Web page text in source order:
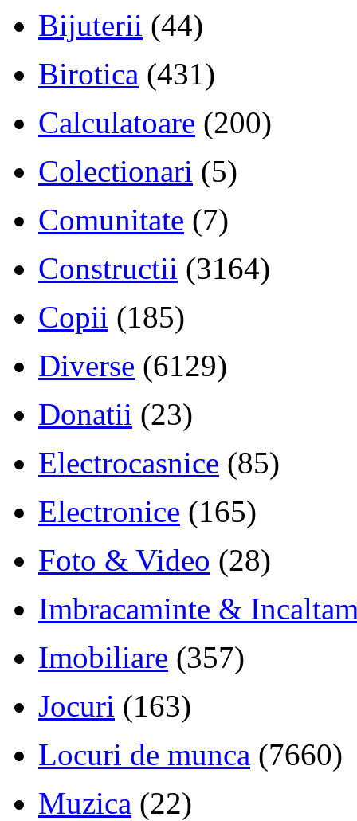
Bijuterii (44)
Birotica (431)
Calculatoare (200)
Colectionari (5)
Comunitate (7)
Constructii (3164)
Copii (185)
Diverse (6129)
Donatii (23)
Electrocasnice (85)
Electronice (165)
Foto & Video (28)
Imbracaminte &
Imobiliare (357)
Jocuri (163)
Locuri de munca (7660)
Muzica (22)